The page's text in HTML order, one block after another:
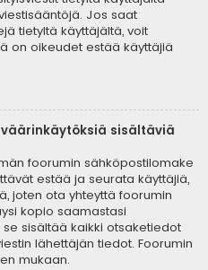
Jos saat
tietyltä käyttäjältä, voit
on oikeudet estää käyttäjiä
sisältäviä
foorumin sähköpostilomake
estää ja seurata käyttäjiä,
joten ota yhteyttä foorumin
kopio saamastasi
sisältää kaikki otsaketiedot
lähettäjän tiedot. Foorumin
mukaan.